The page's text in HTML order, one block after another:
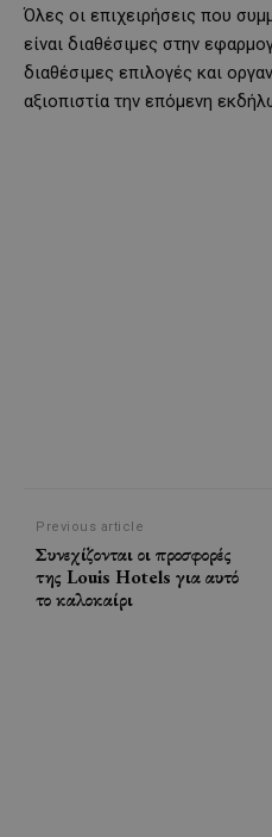
Όλες οι επιχειρήσεις που
είναι διαθέσιμες στην
διαθέσιμες επιλογές και
αξιοπιστία την επόμενη
Previous article
Συνεχίζονται οι προσφορές
της Louis Hotels για αυτό
το καλοκαίρι